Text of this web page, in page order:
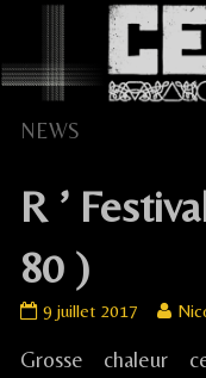
content
R ’
80 )
R
Festival
9 juillet 2017
Grosse chaleur